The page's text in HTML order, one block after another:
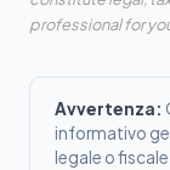
professional for
Avvertenza:
informativo
legale o